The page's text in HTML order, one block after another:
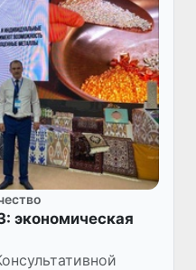
экономическая